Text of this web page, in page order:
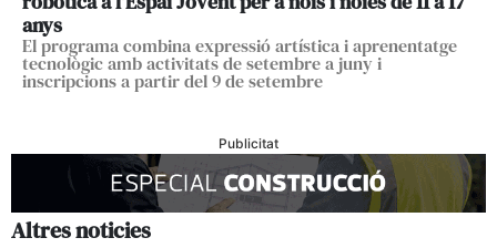
anys
El programa combina expressió artística i aprenentatge
tecnològic amb activitats de setembre a juny i
inscripcions a partir del 9 de setembre
Publicitat
Altres noticies